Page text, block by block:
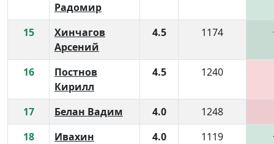
Радомир
15
Хинчагов
Арсений
4.5 1174
16
Постнов
Кирилл
4.5 1240
17 Белан Вадим 4.0
1248
18
Ивахин
4.0 1119